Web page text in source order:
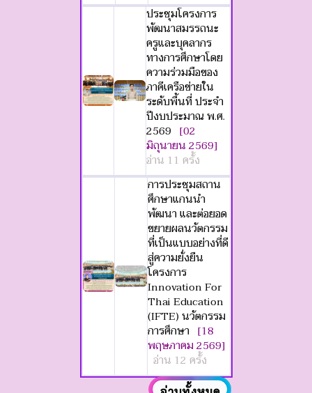
ประชุมโครงการ
พัฒนาสมรรถนะ
ครูและบุคลากร
ทางการศึกษาโดย
ความร่วมมือของ
ภาคีเครือข่ายใน
ระดับพื้นที่ ประจำ
ปีงบประมาณ พ.ศ.
2569 [02
มิถุนายน 2569]
อ่าน 11 ครั้ง
การประชุมสถาน
ศึกษาแกนนำ
พัฒนา และต่อยอด
ขยายผลนวัตกรรม
ที่เป็นแบบอย่างที่ดี
สู่ความยั่งยืน
โครงการ
Innovation For
Thai Education
(IFTE) นวัตกรรม
การศึกษา [18
พฤษภาคม 2569]
อ่าน 12 ครั้ง